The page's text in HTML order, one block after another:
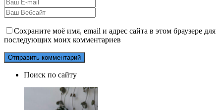
Сохраните моё имя, email и адрес сайта в этом браузере для
последующих моих комментариев
Поиск по сайту